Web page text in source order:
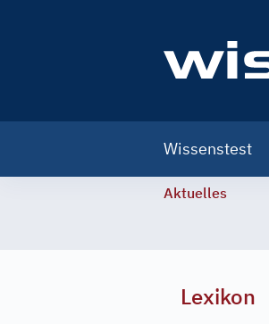
navigation
Wissenstest
Aktuelles
Lexikon